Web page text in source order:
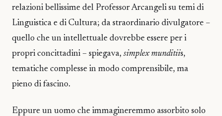
relazioni bellissime del Professor Arcangeli su temi di
Linguistica e di Cultura; da straordinario divulgatore –
quello che un intellettuale dovrebbe essere per i
propri concittadini – spiegava, simplex munditiis,
tematiche complesse in modo comprensibile, ma
pieno di fascino.
Eppure un uomo che immagineremmo assorbito solo